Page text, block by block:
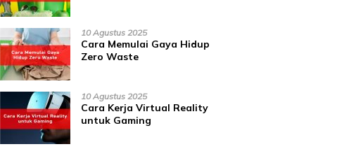
10 Agustus 2025
Cara Memulai Gaya Hidup
Zero Waste
10 Agustus 2025
Cara Kerja Virtual Reality
untuk Gaming